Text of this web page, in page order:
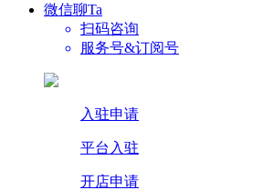
微信聊Ta
扫码咨询
服务号&订阅号
入驻申请
平台入驻
开店申请